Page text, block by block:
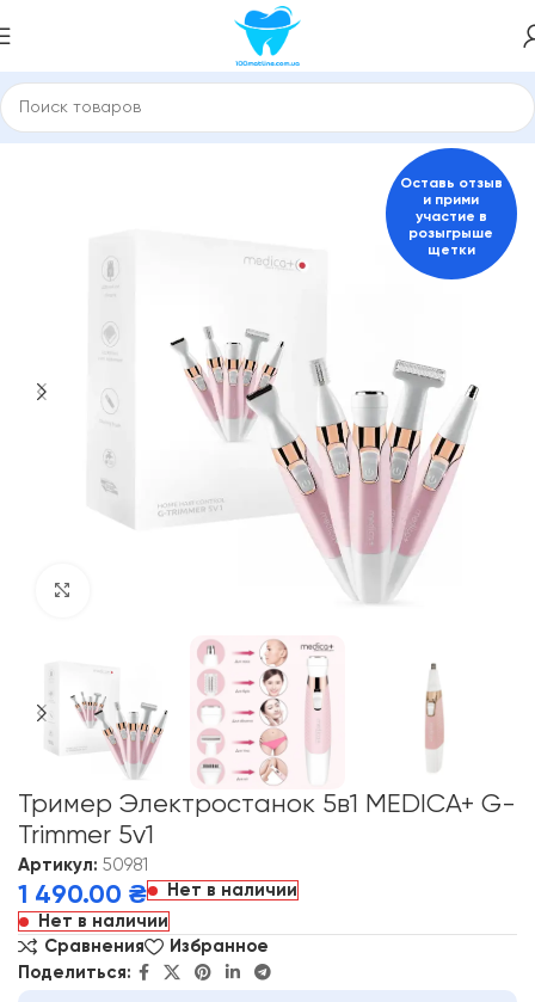
Главная Электробритвы и триммеры, эпиляторы
Оставь отзыв
и прими
участие в
розыгрыше
щетки
Тример Электростанок 5в1 MEDICA+ G-
Trimmer 5v1
Артикул: 50981
1 490.00 ₴
Нет в наличии
Нет в наличии
Сравнения
Избранное
Поделиться: